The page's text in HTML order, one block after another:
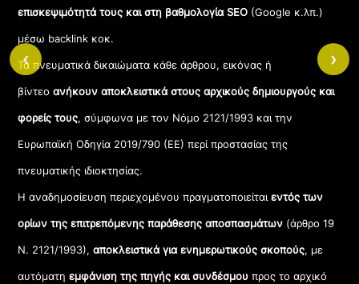
επισκεψιμότητά τους και στη βαθμολογία SEO (Google κ.λπ.)
μέσω backlink κοκ.
Τα πνευματικά δικαιώματα κάθε άρθρου, εικόνας ή
βίντεοανήκουν αποκλειστικά στους αρχικούς δημιουργούς και
φορείς τους, σύμφωνα με τον Νόμο 2121/1993 και την
Ευρωπαϊκή Οδηγία 2019/790 (ΕΕ) περί προστασίας της
πνευματικής ιδιοκτησίας.
Η αναδημοσίευση περιεχομένου πραγματοποιείταιεντός των
ορίων της επιτρεπόμενης παράθεσης αποσπασμάτων (άρθρο 19
Ν. 2121/1993), αποκλειστικά για ενημερωτικούς σκοπούς, με
αυτόματηεμφάνιση της πηγής και συνδέσμου προς το αρχικό
‹ ›